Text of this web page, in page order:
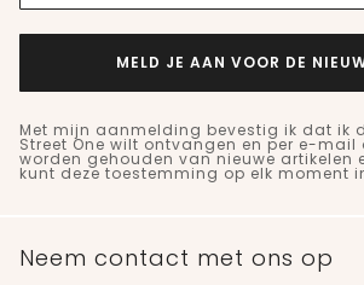
MELD JE AAN VOOR DE
Met mijn aanmelding bevestig ik dat ik
Street One wilt ontvangen en per e-
worden gehouden van nieuwe artikelen
kunt deze toestemming op elk moment
Neem contact met ons op